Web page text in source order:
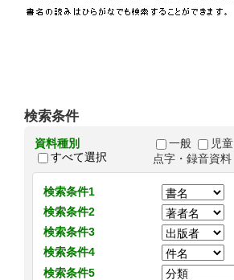
検索条件
資料種別
すべて選択
一般 児童
点字・録音資料
検索条件1
検索条件2
検索条件3
検索条件4
検索条件5